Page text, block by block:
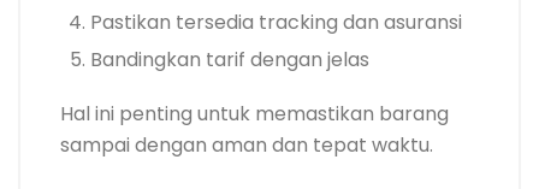
Pastikan tersedia tracking dan asuransi
Bandingkan tarif dengan jelas
Hal ini penting untuk memastikan barang
sampai dengan aman dan tepat waktu.